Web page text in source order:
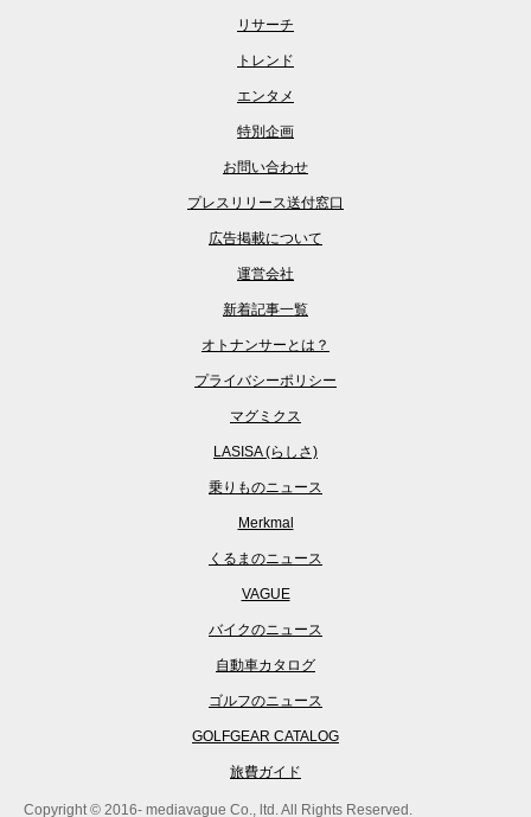
リサーチ
トレンド
エンタメ
特別企画
お問い合わせ
プレスリリース送付窓口
広告掲載について
運営会社
新着記事一覧
オトナンサーとは？
プライバシーポリシー
マグミクス
LASISA (らしさ)
乗りものニュース
Merkmal
くるまのニュース
VAGUE
バイクのニュース
自動車カタログ
ゴルフのニュース
GOLFGEAR CATALOG
旅費ガイド
Copyright © 2016- mediavague Co., ltd. All Rights Reserved.